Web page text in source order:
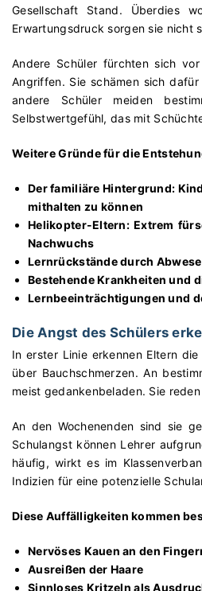
Gesellschaft Stand. Überdies
Erwartungsdruck sorgen sie nicht
Andere Schüler fürchten sich
Angriffen. Sie schämen sich
andere Schüler meiden
Selbstwertgefühl, das mit
Weitere Gründe für die
Der familiäre Hintergrund:
mithalten zu können
Helikopter-Eltern: Extrem
Nachwuchs
Lernrückstände durch
Bestehende Krankheiten und
Lernbeeinträchtigungen und
Die Angst des Schülers
In erster Linie erkennen Eltern
über Bauchschmerzen. An
meist gedankenbeladen. Sie
An den Wochenenden sind sie
Schulangst können Lehrer
häufig, wirkt es im
Indizien für eine potenzielle
Diese Auffälligkeiten kommen
Nervöses Kauen an den
Ausreißen der Haare
Sinnloses Kritzeln als